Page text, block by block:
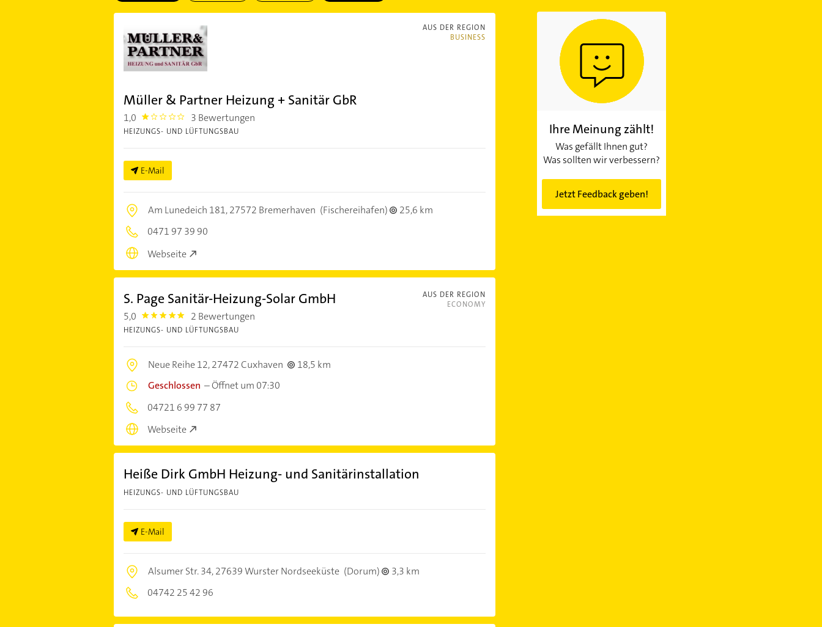
AUS DER REGION
BUSINESS
Müller & Partner Heizung + Sanitär GbR
1,0 1.0 3 Bewertungen
HEIZUNGS- UND LÜFTUNGSBAU
E-Mail
Am Lunedeich 181,27572 Bremerhaven (Fischereihafen)
25,6 km
0471 97 39 90
Webseite
AUS DER REGION
ECONOMY
S. Page Sanitär-Heizung-Solar GmbH
5,0 5.0 2 Bewertungen
HEIZUNGS- UND LÜFTUNGSBAU
Neue Reihe 12,27472 Cuxhaven
18,5 km
Geschlossen –Öffnet um 07:30
04721 6 99 77 87
Webseite
Heiße Dirk GmbH Heizung- und Sanitärinstallation
HEIZUNGS- UND LÜFTUNGSBAU
E-Mail
Alsumer Str. 34,27639 Wurster Nordseeküste (Dorum)
3,3 km
04742 25 42 96
Ihre Meinung zählt!
Was gefällt Ihnen gut?
Was sollten wir verbessern?
Jetzt Feedback geben!